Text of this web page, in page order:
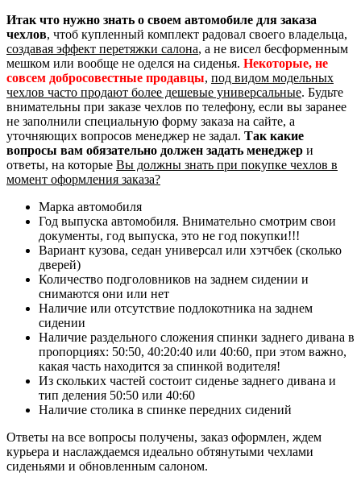
Итак что нужно знать о своем автомобиле для заказа
чехлов, чтоб купленный комплект радовал своего владельца,
создавая эффект перетяжки салона, а не висел бесформенным
мешком или вообще не оделся на сиденья. Некоторые, не
совсем добросовестные продавцы, под видом модельных
чехлов часто продают более дешевые универсальные. Будьте
внимательны при заказе чехлов по телефону, если вы заранее
не заполнили специальную форму заказа на сайте, а
уточняющих вопросов менеджер не задал. Так какие
вопросы вам обязательно должен задать менеджер и
ответы, на которые Вы должны знать при покупке чехлов в
момент оформления заказа?
Марка автомобиля
Год выпуска автомобиля. Внимательно смотрим свои
документы, год выпуска, это не год покупки!!!
Вариант кузова, седан универсал или хэтчбек (сколько
дверей)
Количество подголовников на заднем сидении и
снимаются они или нет
Наличие или отсутствие подлокотника на заднем
сидении
Наличие раздельного сложения спинки заднего дивана в
пропорциях: 50:50, 40:20:40 или 40:60, при этом важно,
какая часть находится за спинкой водителя!
Из скольких частей состоит сиденье заднего дивана и
тип деления 50:50 или 40:60
Наличие столика в спинке передних сидений
Ответы на все вопросы получены, заказ оформлен, ждем
курьера и наслаждаемся идеально обтянутыми чехлами
сиденьями и обновленным салоном.